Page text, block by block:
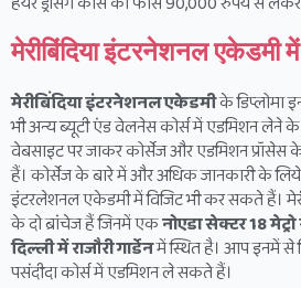
मेरीबिंदिया इंटरनेशनल एकेडमी
मेरीबिंदिया इंटरनेशनल एकेडमीके डिप्लोमा
भी अन्य ब्यूटी एंड वेलनेस कोर्स में एडमिशन
वेबसाइट पर जाकर कोर्सेज और एडमिशन प्रॉसेस
हैं। कोर्सेज के बारे में और अधिक जानकारी के लिये
इंटरलेशनल एकेडमी में विजिट भी कर सकते हैं।
के दो ब्रांचेज हैं जिनमें एकनोएडा सेक्टर 18
दिल्ली में राजौरी गार्डेनमें स्थित है। आप इनमें से
पसंदीदा कोर्स में एडमिशन ले सकते हैं।